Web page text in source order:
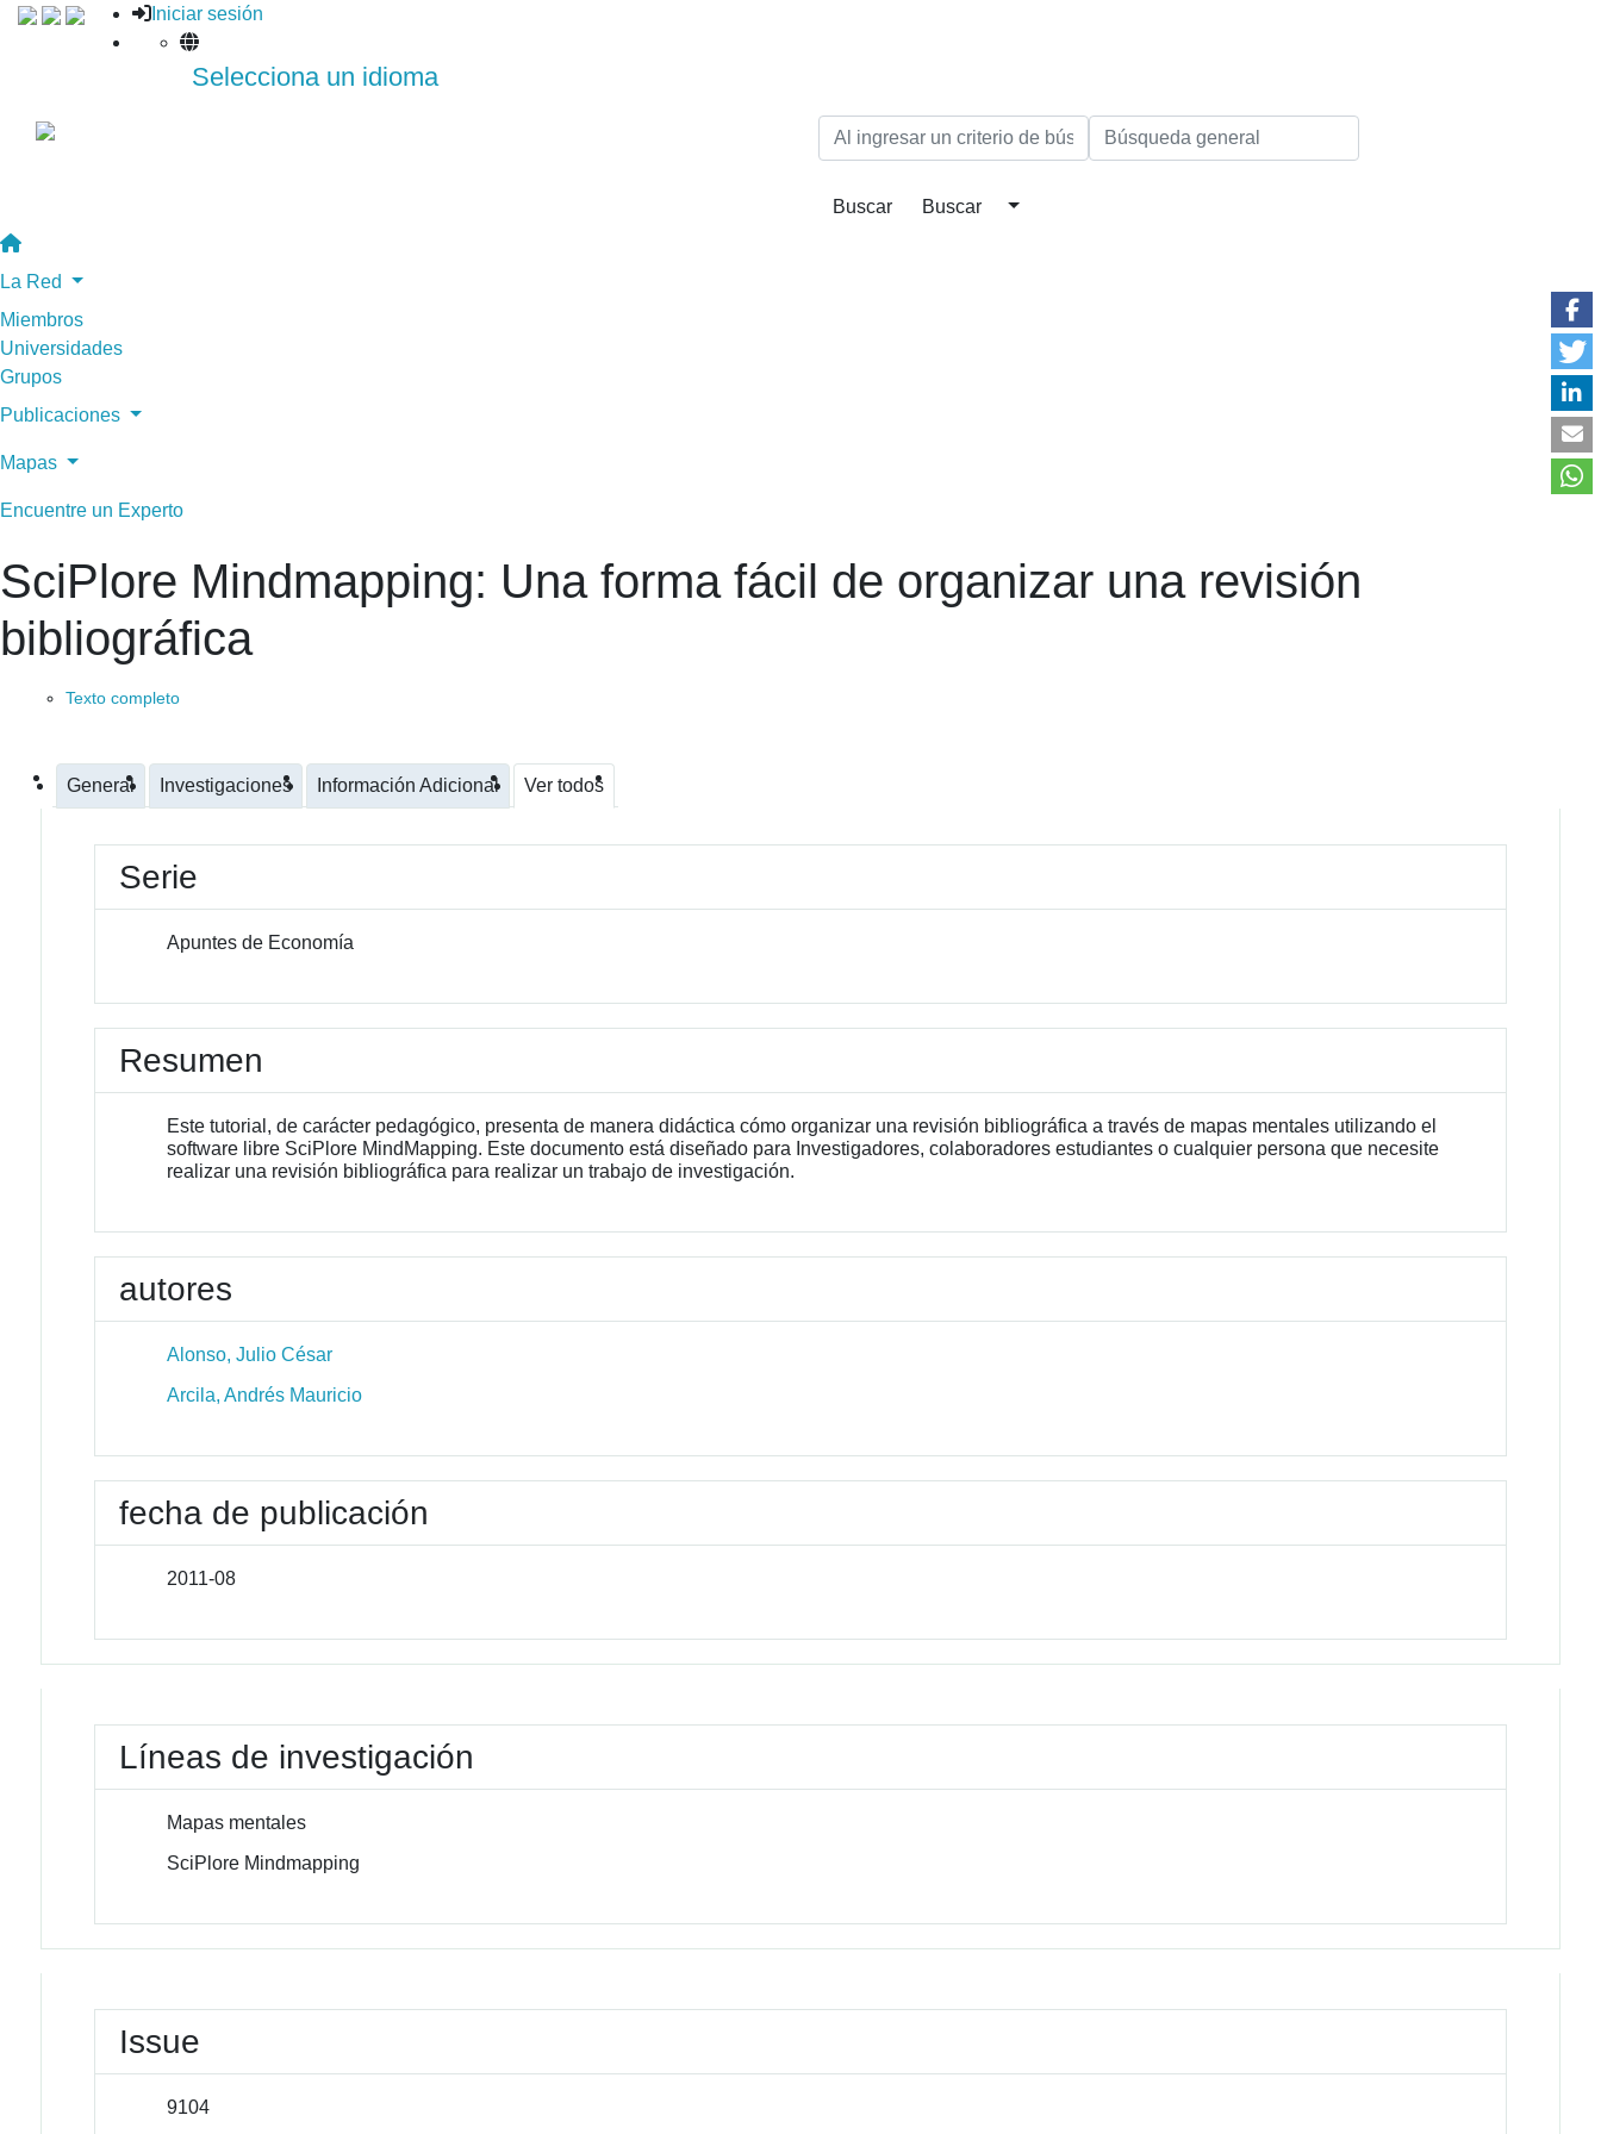
Iniciar sesión
Selecciona un idioma
La Red
Miembros
Universidades
Grupos
Publicaciones
Mapas
Encuentre un Experto
SciPlore Mindmapping: Una forma fácil de organizar una revisión
bibliográfica
Texto completo
General Investigaciones Información Adicional Ver todos
Serie
Apuntes de Economía
Resumen
Este tutorial, de carácter pedagógico, presenta de manera didáctica cómo organizar una revisión bibliográfica a través de mapas mentales utilizando el
software libre SciPlore MindMapping. Este documento está diseñado para Investigadores, colaboradores estudiantes o cualquier persona que necesite
realizar una revisión bibliográfica para realizar un trabajo de investigación.
autores
Alonso, Julio César
Arcila, Andrés Mauricio
fecha de publicación
2011-08
Líneas de investigación
Mapas mentales
SciPlore Mindmapping
Issue
9104